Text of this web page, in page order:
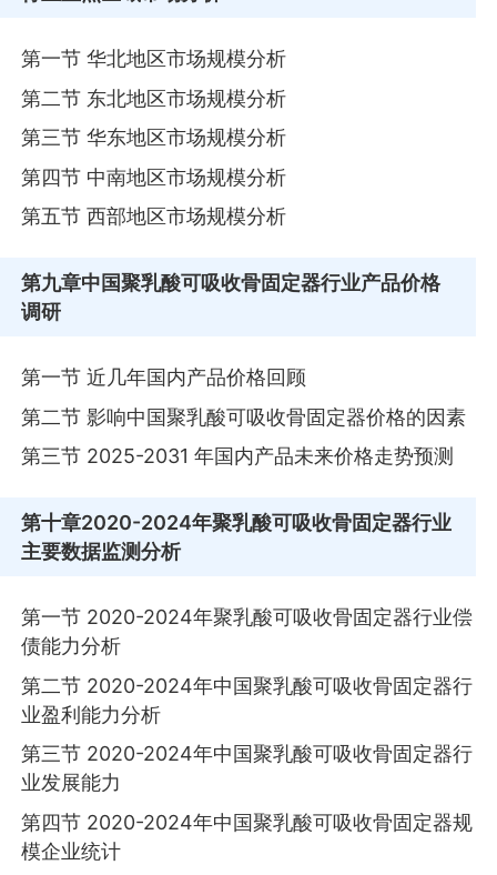
第一节 华北地区市场规模分析
第二节 东北地区市场规模分析
第三节 华东地区市场规模分析
第四节 中南地区市场规模分析
第五节 西部地区市场规模分析
第九章中国聚乳酸可吸收骨固定器行业产品价格
调研
第一节 近几年国内产品价格回顾
第二节 影响中国聚乳酸可吸收骨固定器价格的因素
第三节 2025-2031 年国内产品未来价格走势预测
第十章2020-2024年聚乳酸可吸收骨固定器行业
主要数据监测分析
第一节 2020-2024年聚乳酸可吸收骨固定器行业偿
债能力分析
第二节 2020-2024年中国聚乳酸可吸收骨固定器行
业盈利能力分析
第三节 2020-2024年中国聚乳酸可吸收骨固定器行
业发展能力
第四节 2020-2024年中国聚乳酸可吸收骨固定器规
模企业统计